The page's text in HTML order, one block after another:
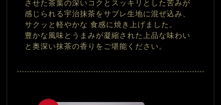
させた茶葉の深いコクとスッキリとした苦みが
感じられる宇治抹茶をサブレ生地に混ぜ込み、
サクッと軽やかな 食感に焼き上げました。
豊かな風味とうまみが凝縮された上品な味わい
と奥深い抹茶の香りをご堪能ください。